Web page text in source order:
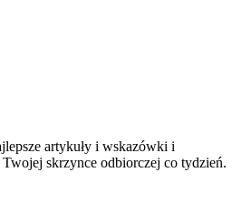
artykuły i wskazówki i
skrzynce odbiorczej co tydzień.